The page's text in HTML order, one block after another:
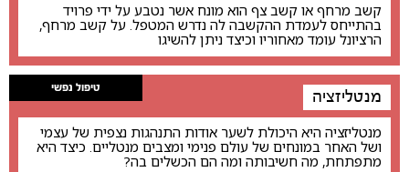
קשב מרחף או קשב צף הוא מונח אשר נטבע על ידי פרויד
בהתייחס לעמדת ההקשבה לה נדרש המטפל. על קשב מרחף,
הרציונל עומד מאחוריו וכיצד ניתן להשיגו
טיפול נפשי מנטליזציה
מנטליזציה היא היכולת לשער אודות התנהגות נצפית של עצמי
ושל האחר במונחים של עולם פנימי ומצבים מנטליים. כיצד היא
מתפתחת, מה חשיבותה ומה הם הכשלים בה?